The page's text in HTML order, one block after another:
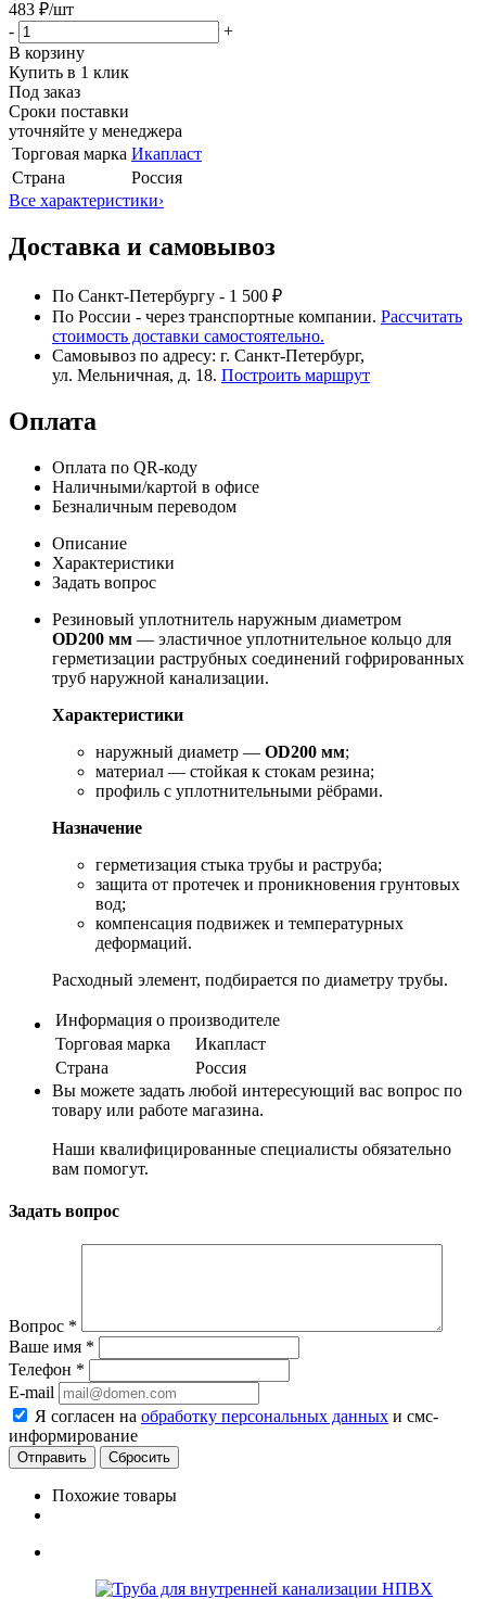
483 ₽/шт
-
+
В корзину
Купить в 1 клик
Под заказ
Сроки поставки
уточняйте у менеджера
Торговая марка Икапласт
Страна
Россия
Все характеристики›
Доставка и самовывоз
По Санкт-Петербургу - 1 500 ₽
По России - через транспортные компании. Рассчитать
стоимость доставки самостоятельно.
Самовывоз по адресу: г. Санкт-Петербург,
ул. Мельничная, д. 18. Построить маршрут
Оплата
Оплата по QR-коду
Наличными/картой в офисе
Безналичным переводом
Описание
Характеристики
Задать вопрос
Резиновый уплотнитель наружным диаметром
OD200 мм — эластичное уплотнительное кольцо для
герметизации раструбных соединений гофрированных
труб наружной канализации.
Характеристики
наружный диаметр — OD200 мм;
материал — стойкая к стокам резина;
профиль с уплотнительными рёбрами.
Назначение
герметизация стыка трубы и раструба;
защита от протечек и проникновения грунтовых
вод;
компенсация подвижек и температурных
деформаций.
Расходный элемент, подбирается по диаметру трубы.
Информация о производителе
Торговая марка
Икапласт
Страна
Россия
Вы можете задать любой интересующий вас вопрос по
товару или работе магазина.
Наши квалифицированные специалисты обязательно
вам помогут.
Задать вопрос
Вопрос *
Ваше имя *
Телефон *
E-mail
Я согласен на обработку персональных данных и смс-
информирование
Сбросить
Похожие товары